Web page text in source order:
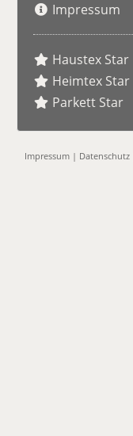
Impressum
Haustex Star
Heimtex Star
Parkett Star
Impressum | Datenschutz